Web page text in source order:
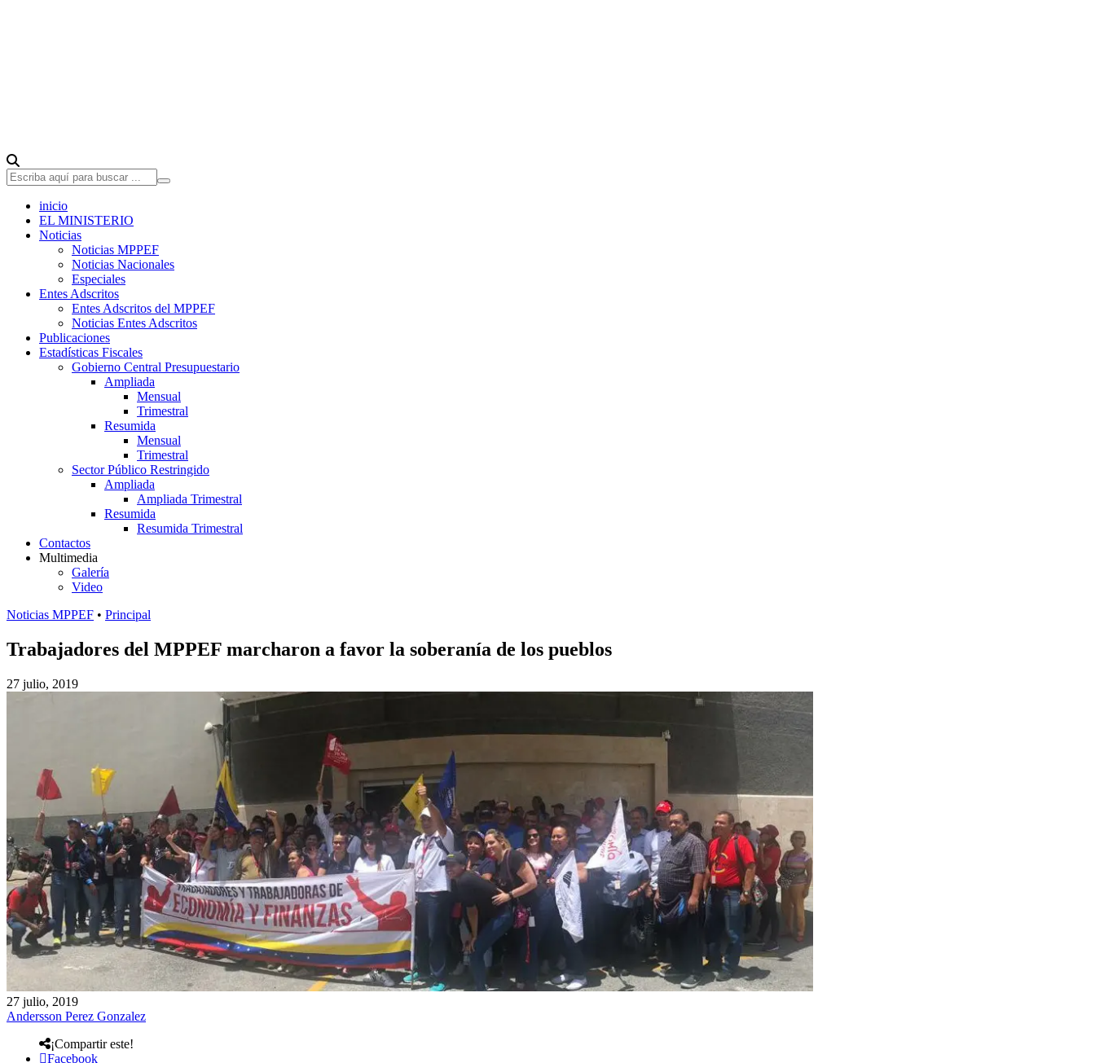
inicio
EL MINISTERIO
Noticias
Noticias MPPEF
Noticias Nacionales
Especiales
Entes Adscritos
Entes Adscritos del MPPEF
Noticias Entes Adscritos
Publicaciones
Estadísticas Fiscales
Gobierno Central Presupuestario
Ampliada
Mensual
Trimestral
Resumida
Mensual
Trimestral
Sector Público Restringido
Ampliada
Ampliada Trimestral
Resumida
Resumida Trimestral
Contactos
Multimedia
Galería
Video
Noticias MPPEF • Principal
Trabajadores del MPPEF marcharon a favor la soberanía de los pueblos
27 julio, 2019
27 julio, 2019
Andersson Perez Gonzalez
¡Compartir este!
Facebook